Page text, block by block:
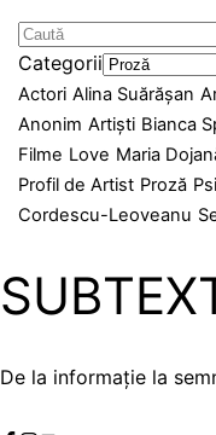
Categorii
Actori Alina Suărășan
Anonim Artiști Bianca
Filme Love Maria
Profil de Artist Proză
Cordescu-Leoveanu
De la informație la